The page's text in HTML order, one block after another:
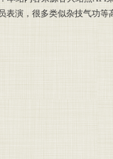
表演，很多类似杂技气功